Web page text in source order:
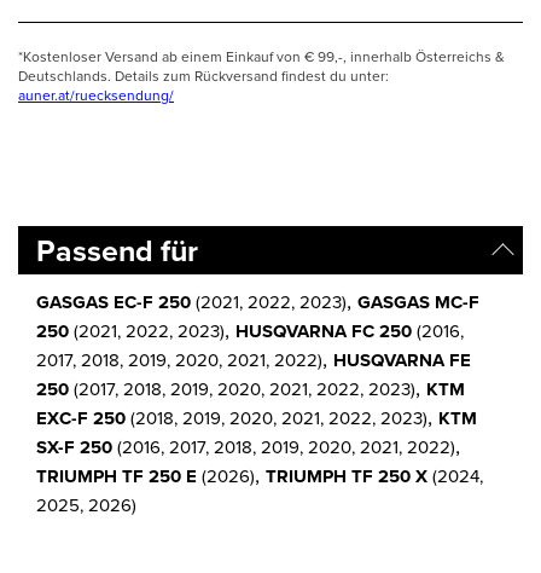
*Kostenloser Versand ab einem Einkauf von € 99,-, innerhalb Österreichs &
Deutschlands. Details zum Rückversand findest du unter:
auner.at/ruecksendung/
Passend für
GASGAS EC-F 250(2021, 2022, 2023), GASGAS MC-F
250(2021, 2022, 2023), HUSQVARNA FC 250(2016,
2017, 2018, 2019, 2020, 2021, 2022), HUSQVARNA FE
250(2017, 2018, 2019, 2020, 2021, 2022, 2023), KTM
EXC-F 250(2018, 2019, 2020, 2021, 2022, 2023), KTM
SX-F 250(2016, 2017, 2018, 2019, 2020, 2021, 2022),
TRIUMPH TF 250 E (2026), TRIUMPH TF 250 X(2024,
2025, 2026)